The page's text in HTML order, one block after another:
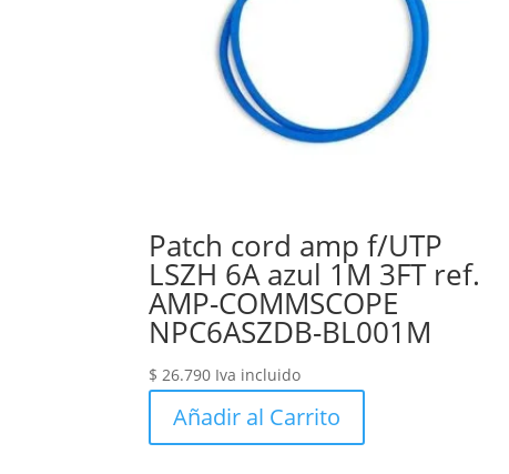
Patch cord amp f/UTP
LSZH 6A azul 1M 3FT ref.
AMP-COMMSCOPE
NPC6ASZDB-BL001M
$ 26.790 Iva incluido
Añadir al Carrito